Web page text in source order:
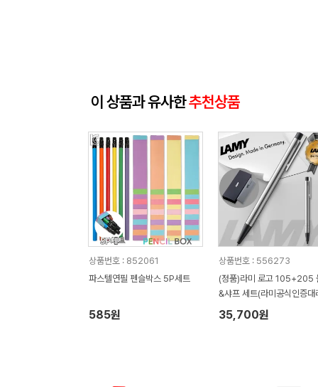
이 상품과 유사한추천상품
상품번호 : 852061
파스텔연필 펜슬박스 5P세트
585원
상품번호 : 556273
(정품)라미 로고 105+205
&샤프 세트(라미공식인증대
점)
35,700원